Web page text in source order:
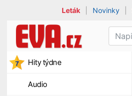
Leták Novinky
Hity týdne
Audio